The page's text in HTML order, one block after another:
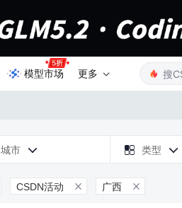
模型市场 更多
城市   类型 
CSDN活动  广西 